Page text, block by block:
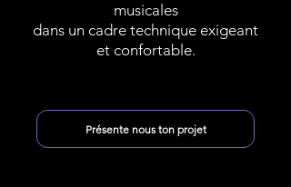
musicales
dans un cadre technique exigeant
et confortable.
Présente nous ton projet